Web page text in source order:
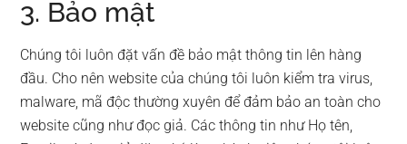
3. Bảo mật
Chúng tôi luôn đặt vấn đề bảo mật thông tin lên hàng
đầu. Cho nên website của chúng tôi luôn kiểm tra virus,
malware, mã độc thường xuyên để đảm bảo an toàn cho
website cũng như đọc giả. Các thông tin như Họ tên,